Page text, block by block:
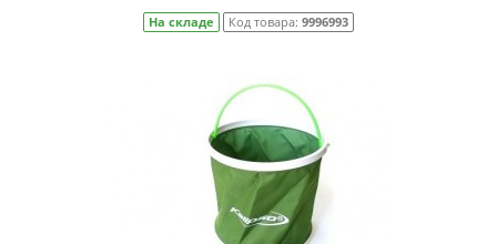
На складе Код товара: 9996993